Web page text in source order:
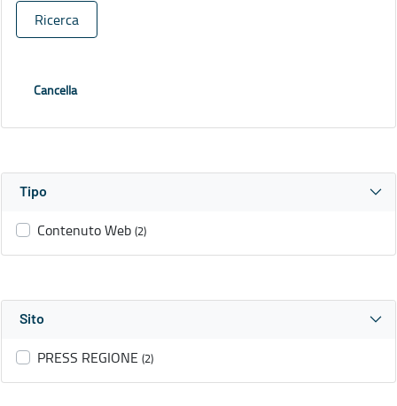
Ricerca
Cancella
Tipo
Contenuto Web (2)
Sito
PRESS REGIONE (2)